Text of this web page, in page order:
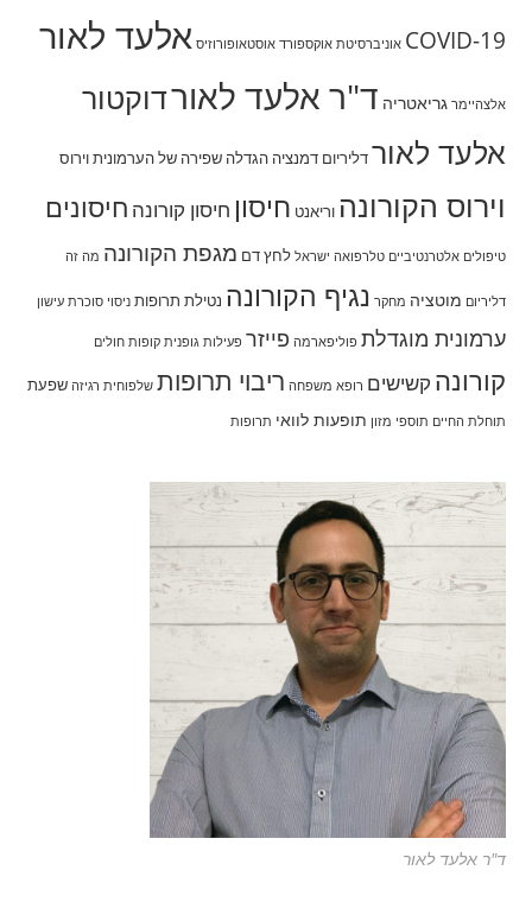
COVID-19 אוניברסיטת אוקספורד אוסטאופורוזיס אלעד לאור
אלצהיימר גריאטריה ד"ר אלעד לאורדוקטור
אלעד לאורדליריום דמנציה הגדלה שפירה של הערמוניתוירוס
וירוס הקורונה וריאנט חיסון חיסון קורונה חיסונים
טיפולים אלטרנטיביים טלרפואה ישראל לחץ דם מגפת הקורונה מה זה
דליריום מוטציה מחקר נגיף הקורונה נטילת תרופות ניסוי סוכרת עישון
ערמונית מוגדלת פוליפארמה פייזר פעילות גופנית קופות חולים
קורונה קשישים רופא משפחה ריבוי תרופות שלפוחית רגיזה שפעת
תוחלת החיים תוספי מזון תופעות לוואי תרופות
ד"ר אלעד לאור